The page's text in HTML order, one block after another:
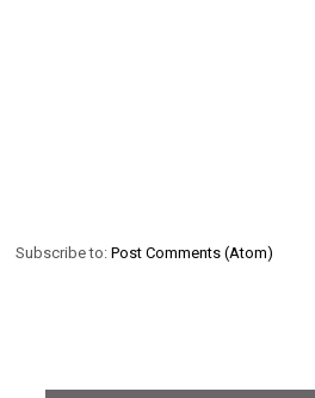
Subscribe to:Post Comments (Atom)